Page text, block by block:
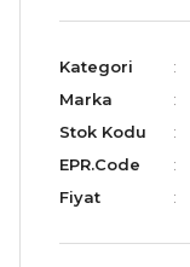
Kategori
Marka
Stok Kodu
EPR.Code
Fiyat